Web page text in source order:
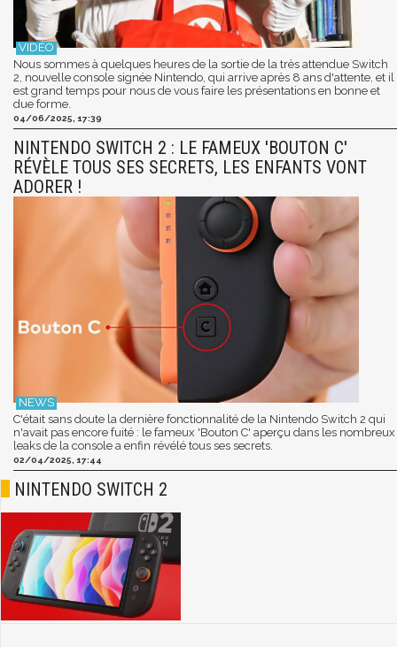
Nous sommes à quelques heures de la sortie de la très attendue Switch
2, nouvelle console signée Nintendo, qui arrive après 8 ans d'attente, et il
est grand temps pour nous de vous faire les présentations en bonne et
due forme.
04/06/2025, 17:39
NINTENDO SWITCH 2 : LE FAMEUX 'BOUTON C'
RÉVÈLE TOUS SES SECRETS, LES ENFANTS VONT
ADORER !
C'était sans doute la dernière fonctionnalité de la Nintendo Switch 2 qui
n'avait pas encore fuité : le fameux 'Bouton C' aperçu dans les nombreux
leaks de la console a enfin révélé tous ses secrets.
02/04/2025, 17:44
NINTENDO SWITCH 2